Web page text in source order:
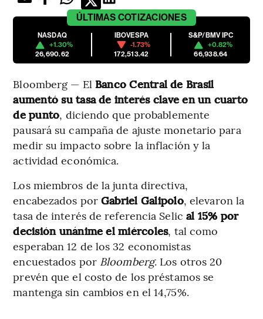
ÚLTIMAS COTIZACIONES
NASDAQ
+1.30%
26,690.62
IBOVESPA
-1.73%
172,513.42
S&P/BMV IPC
+0.82%
66,938.64
Bloomberg — El Banco Central de Brasil
aumentó su tasa de interés clave en un cuarto
de punto, diciendo que probablemente
pausará su campaña de ajuste monetario para
medir su impacto sobre la inflación y la
actividad económica.
Los miembros de la junta directiva,
encabezados por Gabriel Galipolo, elevaron la
tasa de interés de referencia Selic al 15% por
decisión unánime el miércoles, tal como
esperaban 12 de los 32 economistas
encuestados por Bloomberg. Los otros 20
prevén que el costo de los préstamos se
mantenga sin cambios en el 14,75%.